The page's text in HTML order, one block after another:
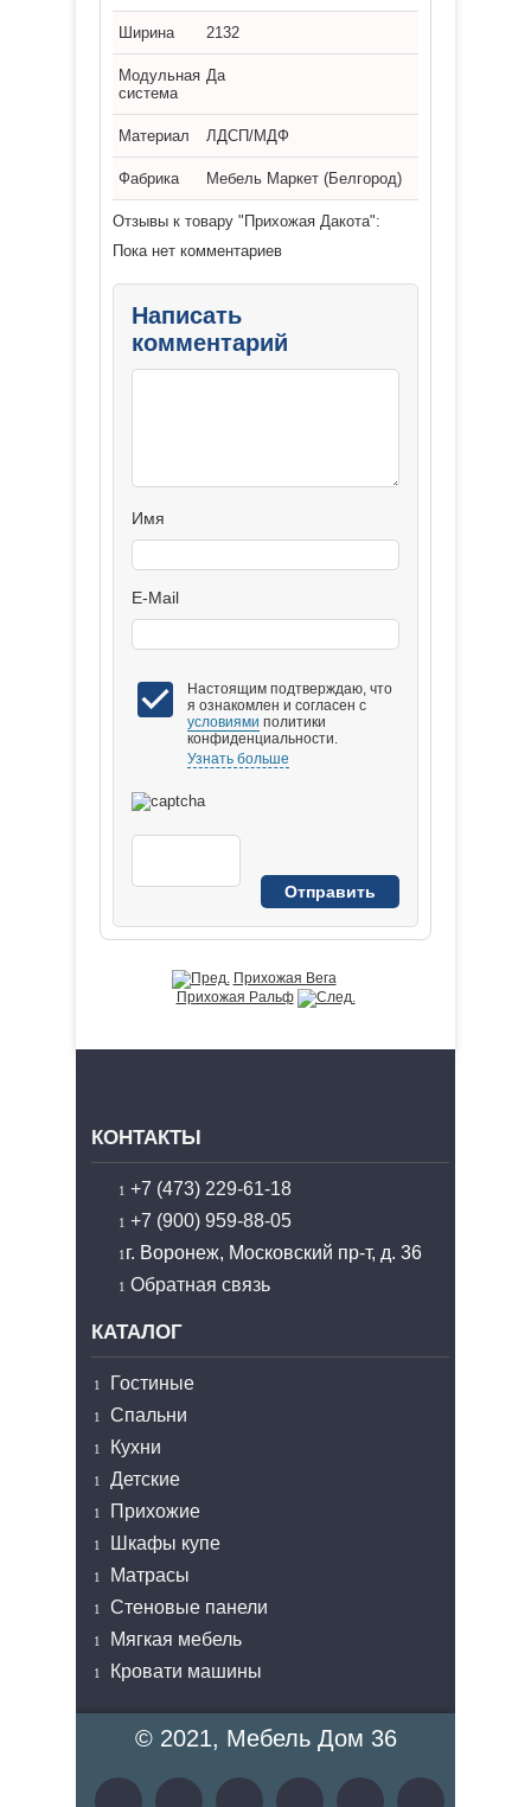
Ширина 2132
Модульная
система
Да
Материал ЛДСП/МДФ
Фабрика Мебель Маркет (Белгород)
Отзывы к товару "Прихожая Дакота":
Пока нет комментариев
Написать
комментарий
Имя
E-Mail
Настоящим подтверждаю, что
я ознакомлен и согласен с
условиями политики
конфиденциальности.
Узнать больше
Прихожая Вега
Прихожая Ральф
КОНТАКТЫ
+7 (473) 229-61-18
+7 (900) 959-88-05
г. Воронеж, Московский пр-т, д. 36
Обратная связь
КАТАЛОГ
Гостиные
Спальни
Кухни
Детские
Прихожие
Шкафы купе
Матрасы
Стеновые панели
Мягкая мебель
Кровати машины
© 2021, Мебель Дом 36